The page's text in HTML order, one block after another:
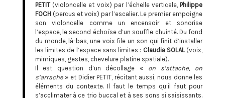
PETIT(violoncelle et voix) par l’échelle verticale,Philippe
FOCH (percus et voix) par l’escalier. Le premier empoigne
son violoncelle comme un encensoir et sonorise
l’espace, le second échoïse d’un souffle chuinté. Du fond
du monde, là-bas, une voix file un son qui finit d’installer
les limites de l’espace sans limites : Claudia SOLAL(voix,
mimiques, gestes, chevelure platine spatiale).
Il est question d’un décollage « on s’attache, on
s’arrache» et Didier PETIT, récitant aussi, nous donne les
éléments du contexte. Il faut le temps qu’il faut pour
s’acclimater à ce trio buccal et à ses sons si saisissants.